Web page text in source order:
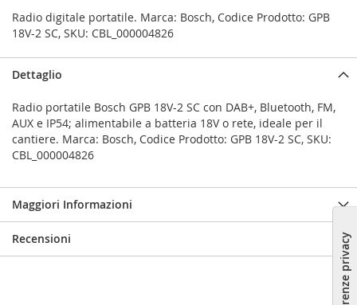
Radio digitale portatile. Marca: Bosch, Codice Prodotto: GPB
18V-2 SC, SKU: CBL_000004826
Dettaglio
Radio portatile Bosch GPB 18V-2 SC con DAB+, Bluetooth, FM,
AUX e IP54; alimentabile a batteria 18V o rete, ideale per il
cantiere. Marca: Bosch, Codice Prodotto: GPB 18V-2 SC, SKU:
CBL_000004826
Maggiori Informazioni
Recensioni